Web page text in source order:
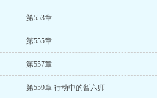
第553章
第555章
第557章
第559章 行动中的暂六师